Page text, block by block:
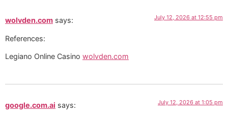
wolvden.com says: July 12, 2026 at 12:55 pm
References:
Legiano Online Casino wolvden.com
google.com.ai says: July 12, 2026 at 1:05 pm